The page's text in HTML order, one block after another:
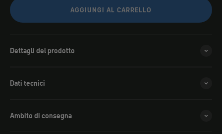
AGGIUNGI AL CARRELLO
Dettagli del prodotto
Dati tecnici
Ambito di consegna